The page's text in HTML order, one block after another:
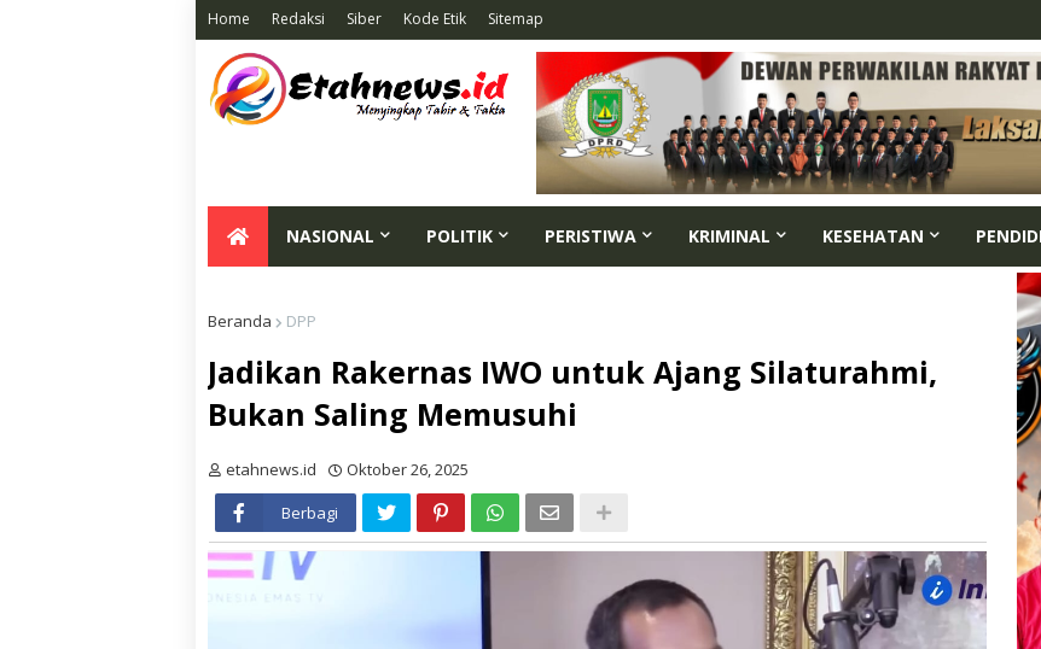
Home Redaksi Siber Kode Etik Sitemap
NASIONAL POLITIK PERISTIWA KRIMINAL KESEHATAN
Beranda DPP
Jadikan Rakernas IWO untuk Ajang Silaturahmi,
Bukan Saling Memusuhi
etahnews.id
Oktober 26, 2025
Berbagi